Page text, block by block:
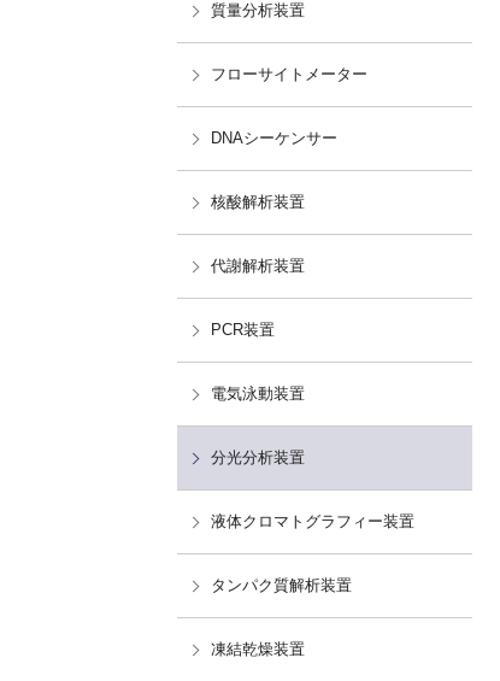
質量分析装置
フローサイトメーター
DNAシーケンサー
核酸解析装置
代謝解析装置
PCR装置
電気泳動装置
分光分析装置
液体クロマトグラフィー装置
タンパク質解析装置
凍結乾燥装置